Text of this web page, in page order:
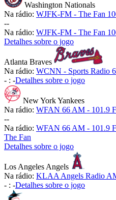
Washington Nationals
Na rádio: WJFK-FM - The Fan
--
Na rádio: WJFK-FM - The Fan
Detalhes sobre o jogo
Atlanta Braves
Na rádio: WCNN - Sports Radio
- : -Detalhes sobre o jogo
New York Yankees
Na rádio: WFAN 66 AM - 101.9
--
Na rádio: WFAN 66 AM - 101.9
The Fan
Detalhes sobre o jogo
Los Angeles Angels
Na rádio: KLAA Angels Radio
- : -Detalhes sobre o jogo